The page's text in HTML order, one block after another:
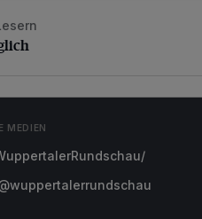
MEDIEN